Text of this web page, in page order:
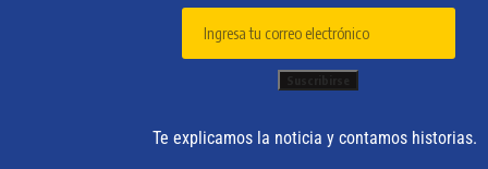
Te explicamos la noticia y contamos historias.